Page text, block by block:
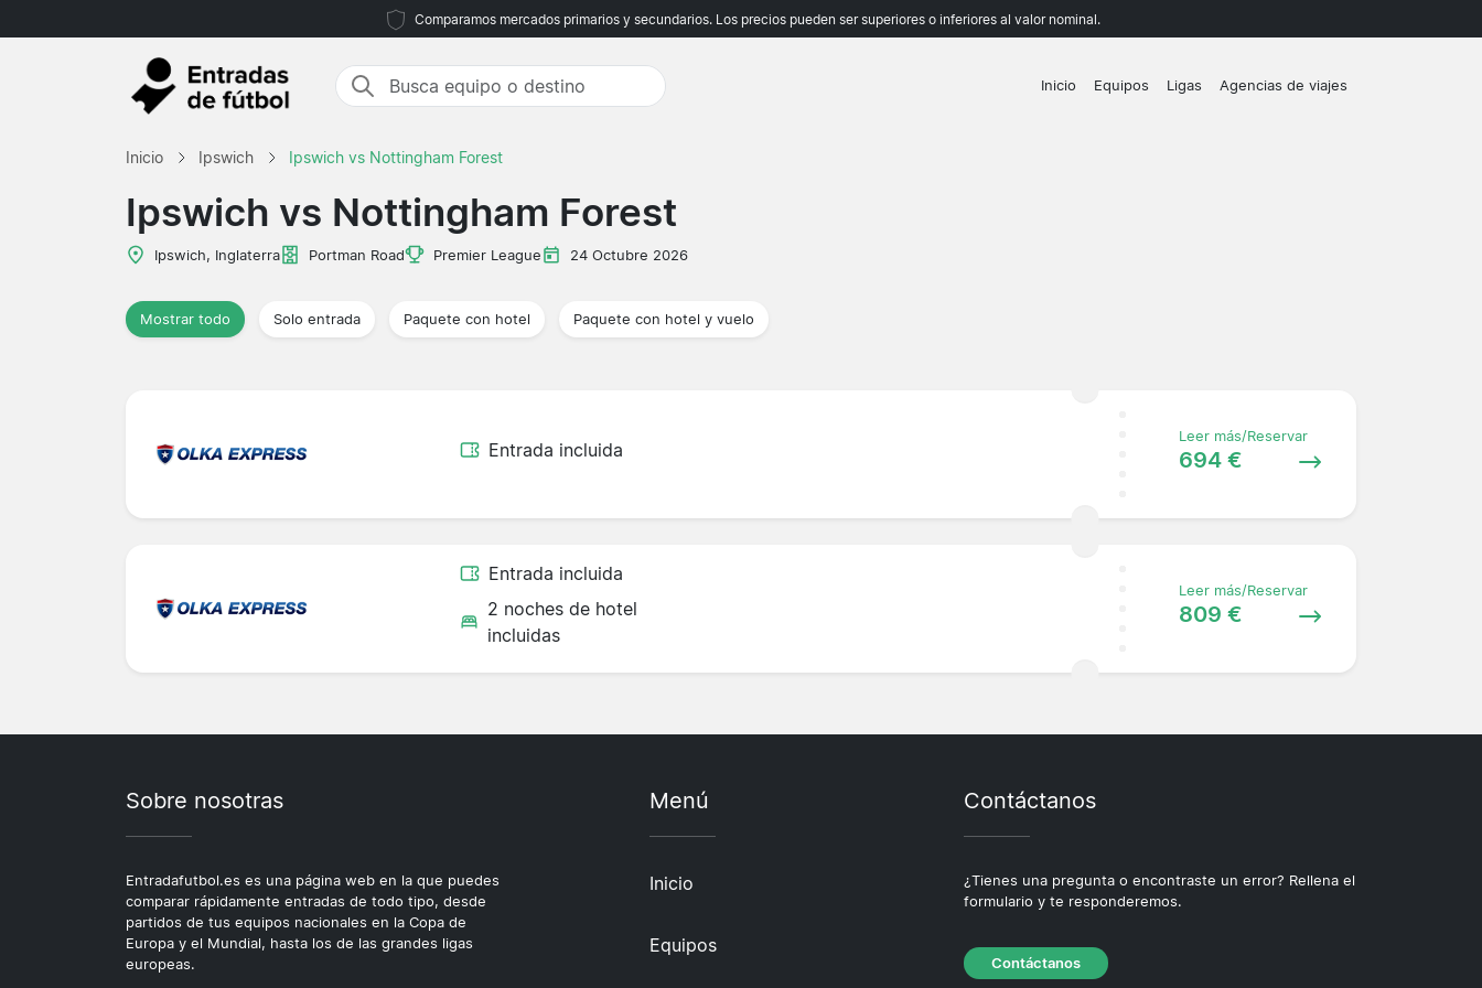
Comparamos mercados primarios y secundarios. Los precios pueden ser superiores o inferiores al valor nominal.
Inicio Equipos Ligas Agencias de viajes
Inicio Ipswich Ipswich vs Nottingham Forest
Ipswich vs Nottingham Forest
Ipswich, Inglaterra Portman Road Premier League 24 Octubre 2026
Mostrar todo Solo entrada Paquete con hotel Paquete con hotel y vuelo
Entrada incluida
Leer más/Reservar
694 €
Entrada incluida
2 noches de hotel
incluidas
Leer más/Reservar
809 €
Sobre nosotras
Entradafutbol.es es una página web en la que puedes
comparar rápidamente entradas de todo tipo, desde
partidos de tus equipos nacionales en la Copa de
Europa y el Mundial, hasta los de las grandes ligas
europeas.
Menú
Inicio
Equipos
Contáctanos
¿Tienes una pregunta o encontraste un error? Rellena el
formulario y te responderemos.
Contáctanos